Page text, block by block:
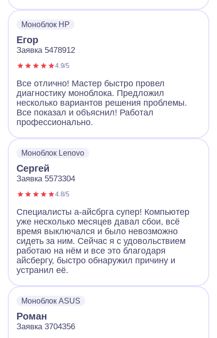
Моноблок HP
Егор
Заявка 5478912
4.9/5
Все отлично! Мастер быстро провел
диагностику моноблока. Предложил
несколько вариантов решения проблемы.
Все показал и объяснил! Работал
профессионально.
Моноблок Lenovo
Сергей
Заявка 5573304
4.8/5
Специалисты а-айсбрга супер! Компьютер
уже несколько месяцев давал сбои, всё
время выключался и было невозможно
сидеть за ним. Сейчас я с удовольствием
работаю на нём и все это благодаря
айсбергу, быстро обнаружил причину и
устранил её.
Моноблок ASUS
Роман
Заявка 3704356